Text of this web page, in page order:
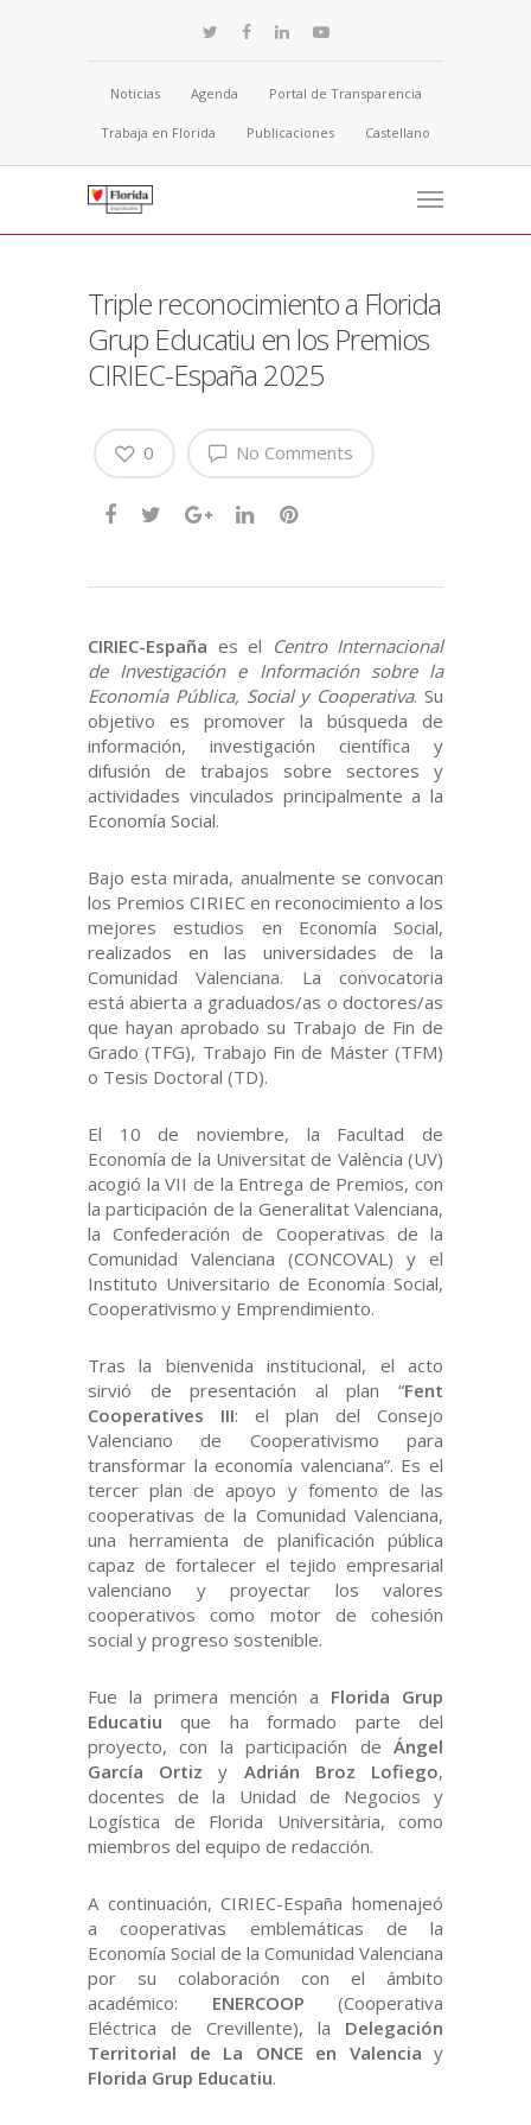
Noticias Agenda Portal de Transparencia
Trabaja en Florida Publicaciones Castellano
Triple reconocimiento a Florida
Grup Educatiu en los Premios
CIRIEC-España 2025
No Comments
0
CIRIEC-España es el Centro Internacional
de Investigación e Información sobre la
Economía Pública, Social y Cooperativa. Su
objetivo es promover la búsqueda de
información, investigación científica y
difusión de trabajos sobre sectores y
actividades vinculados principalmente a la
Economía Social.
Bajo esta mirada, anualmente se convocan
los Premios CIRIEC en reconocimiento a los
mejores estudios en Economía Social,
realizados en las universidades de la
Comunidad Valenciana. La convocatoria
está abierta a graduados/as o doctores/as
que hayan aprobado su Trabajo de Fin de
Grado (TFG), Trabajo Fin de Máster (TFM)
o Tesis Doctoral (TD).
El 10 de noviembre, la Facultad de
Economía de la Universitat de València (UV)
acogió la VII de la Entrega de Premios, con
la participación de la Generalitat Valenciana,
la Confederación de Cooperativas de la
Comunidad Valenciana (CONCOVAL) y el
Instituto Universitario de Economía Social,
Cooperativismo y Emprendimiento.
Tras la bienvenida institucional, el acto
sirvió de presentación al plan “Fent
Cooperatives III: el plan del Consejo
Valenciano de Cooperativismo para
transformar la economía valenciana”. Es el
tercer plan de apoyo y fomento de las
cooperativas de la Comunidad Valenciana,
una herramienta de planificación pública
capaz de fortalecer el tejido empresarial
valenciano y proyectar los valores
cooperativos como motor de cohesión
social y progreso sostenible.
Fue la primera mención a Florida Grup
Educatiuque ha formado parte del
proyecto, con la participación de Ángel
García Ortizy Adrián Broz Lofiego,
docentes de la Unidad de Negocios y
Logística de Florida Universitària, como
miembros del equipo de redacción.
A continuación, CIRIEC-España homenajeó
a cooperativas emblemáticas de la
Economía Social de la Comunidad Valenciana
por su colaboración con el ámbito
académico: ENERCOOP (Cooperativa
Eléctrica de Crevillente), la Delegación
Territorial de La ONCE en Valencia y
Florida Grup Educatiu.